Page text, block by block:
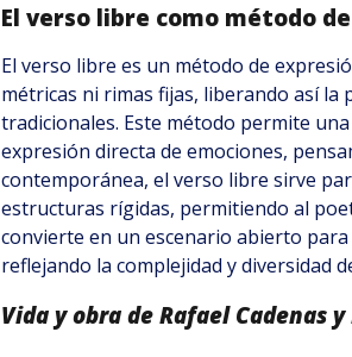
El verso libre como método
El verso libre es un método de
métricas ni rimas fijas, liberando así
tradicionales. Este método permite
expresión directa de emociones,
contemporánea, el verso libre sirve
estructuras rígidas, permitiendo al
convierte en un escenario abierto
reflejando la complejidad y diversidad
Vida y obra de Rafael Cadenas